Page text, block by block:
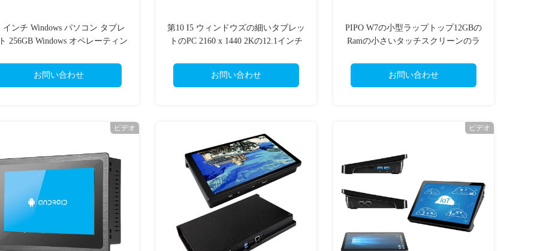
インチ Windows パソコン タブレ
256GB Windows オペレーティン
お問い合わせ
第10 I5 ウィンドウズの細いタブレッ
トのPC 2160 x 1440 2Kの12.1インチ
お問い合わせ
PIPO W7の小型ラップトップ12GBの
Ramの小さいタッチスクリーンのラ
お問い合わせ
ビデオ ビデオ